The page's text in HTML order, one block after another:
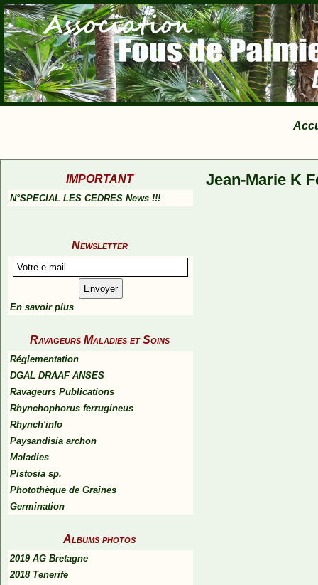
IMPORTANT
N°SPECIAL LES CEDRES News !!!
Newsletter
En savoir plus
Ravageurs Maladies et Soins
Réglementation
DGAL DRAAF ANSES
Ravageurs Publications
Rhynchophorus ferrugineus
Rhynch'info
Paysandisia archon
Maladies
Pistosia sp.
Photothèque de Graines
Germination
Albums photos
2019 AG Bretagne
2018 Tenerife
Jean-Marie K